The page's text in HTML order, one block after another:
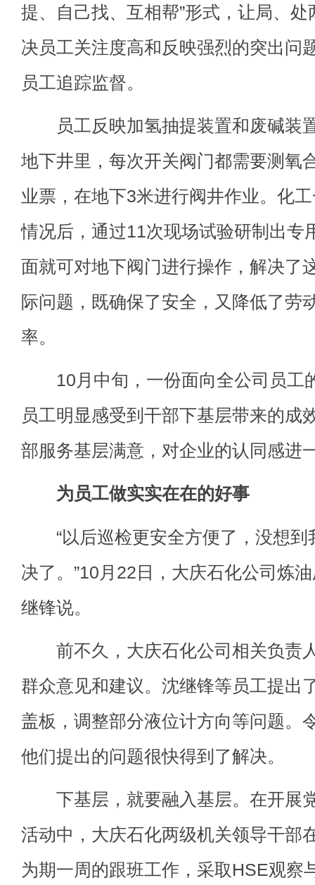
提、自己找、互相帮”形式，让局、
决员工关注度高和反映强烈的突出问
员工追踪监督。
员工反映加氢抽提装置和废碱装
地下井里，每次开关阀门都需要测氧
业票，在地下3米进行阀井作业。化
情况后，通过11次现场试验研制出专
面就可对地下阀门进行操作，解决了
际问题，既确保了安全，又降低了劳
率。
10月中旬，一份面向全公司员工
员工明显感受到干部下基层带来的成
部服务基层满意，对企业的认同感进
为员工做实实在在的好事
“以后巡检更安全方便了，没想到
决了。”10月22日，大庆石化公司炼
继锋说。
前不久，大庆石化公司相关负责
群众意见和建议。沈继锋等员工提出
盖板，调整部分液位计方向等问题。
他们提出的问题很快得到了解决。
下基层，就要融入基层。在开展
活动中，大庆石化两级机关领导干部
为期一周的跟班工作，采取HSE观察